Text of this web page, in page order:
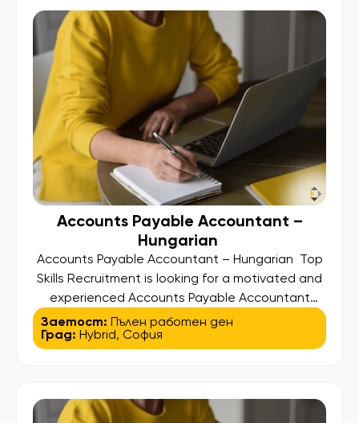
Accounts Payable Accountant –
Hungarian
Accounts Payable Accountant – Hungarian Top
Skills Recruitment is looking for a motivated and
experienced Accounts Payable Accountant
with Hungarian language skills to join the team of
one of our clients – a well-established
contribute to a dynamic […]
Заетост: Пълен работен ден
Град: Hybrid, София